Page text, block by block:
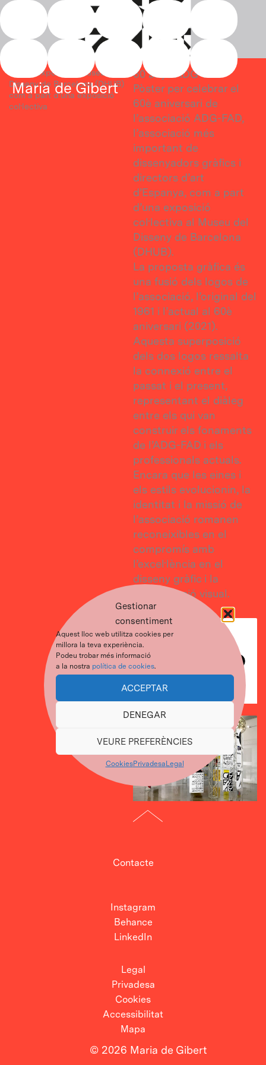
Gestionar
consentiment
Aquest lloc web utilitza cookies per
millora la teva experiència.
Podeu trobar més informació
a la nostra política de cookies.
ACCEPTAR
DENEGAR
VEURE PREFERÈNCIES
CookiesPrivadesa Legal
Vés
al
contingut
Maria de Gibert
60 anys ADG-FAD
Pòster
Pòster exposat al Museu del
Disseny de Barcelona (DHUB)
com a part d’una exposició
col·lectiva
60 anys ADG-FAD
Pòster per celebrar el
60è aniversari de
l’associació ADG-FAD,
l’associació més
important de
dissenyadors gràfics i
directors d’art
d’Espanya, com a part
d’una exposició
col·lectiva al Museu del
Disseny de Barcelona
(DHUB).
La proposta gràfica és
una fusió dels logos de
l’associació, l’original del
1961 i l’actual al 60è
aniversari (2021).
Aquesta superposició
dels dos logos ressalta
la connexió entre el
passat i el present,
representant el diàleg
entre els qui van
construir els fonaments
de l’ADG-FAD i els
professionals actuals.
Encara que les eines i
els estils evolucionin, la
identitat i la missió de
l’associació romanen
reconeixibles en el
compromís amb
l’excel·lència en el
disseny gràfic i la
comunicació visual.
Contacte
Instagram
Behance
LinkedIn
Legal
Privadesa
Cookies
Accessibilitat
Mapa
© 2026 Maria de Gibert